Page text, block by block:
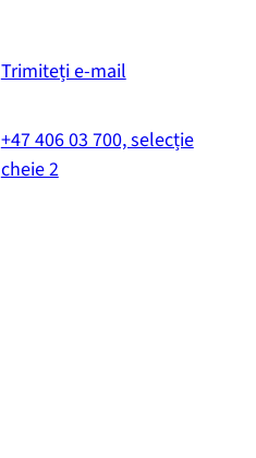
Trimiteți e-mail
+47 406 03 700, selecție
cheie 2